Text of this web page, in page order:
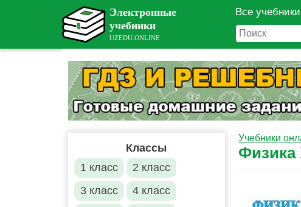
Все учебники
Классы
1 класс
2 класс
3 класс
4 класс
Учебники
Физика